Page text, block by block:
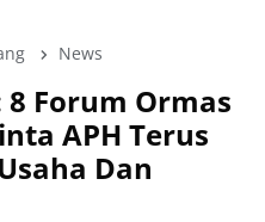
News
8 Forum Ormas
APH Terus
Dan